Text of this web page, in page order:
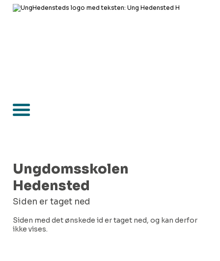
Ungdomsskolen
Hedensted
Siden er taget ned
Siden med det ønskede id er taget ned, og kan derfor
ikke vises.